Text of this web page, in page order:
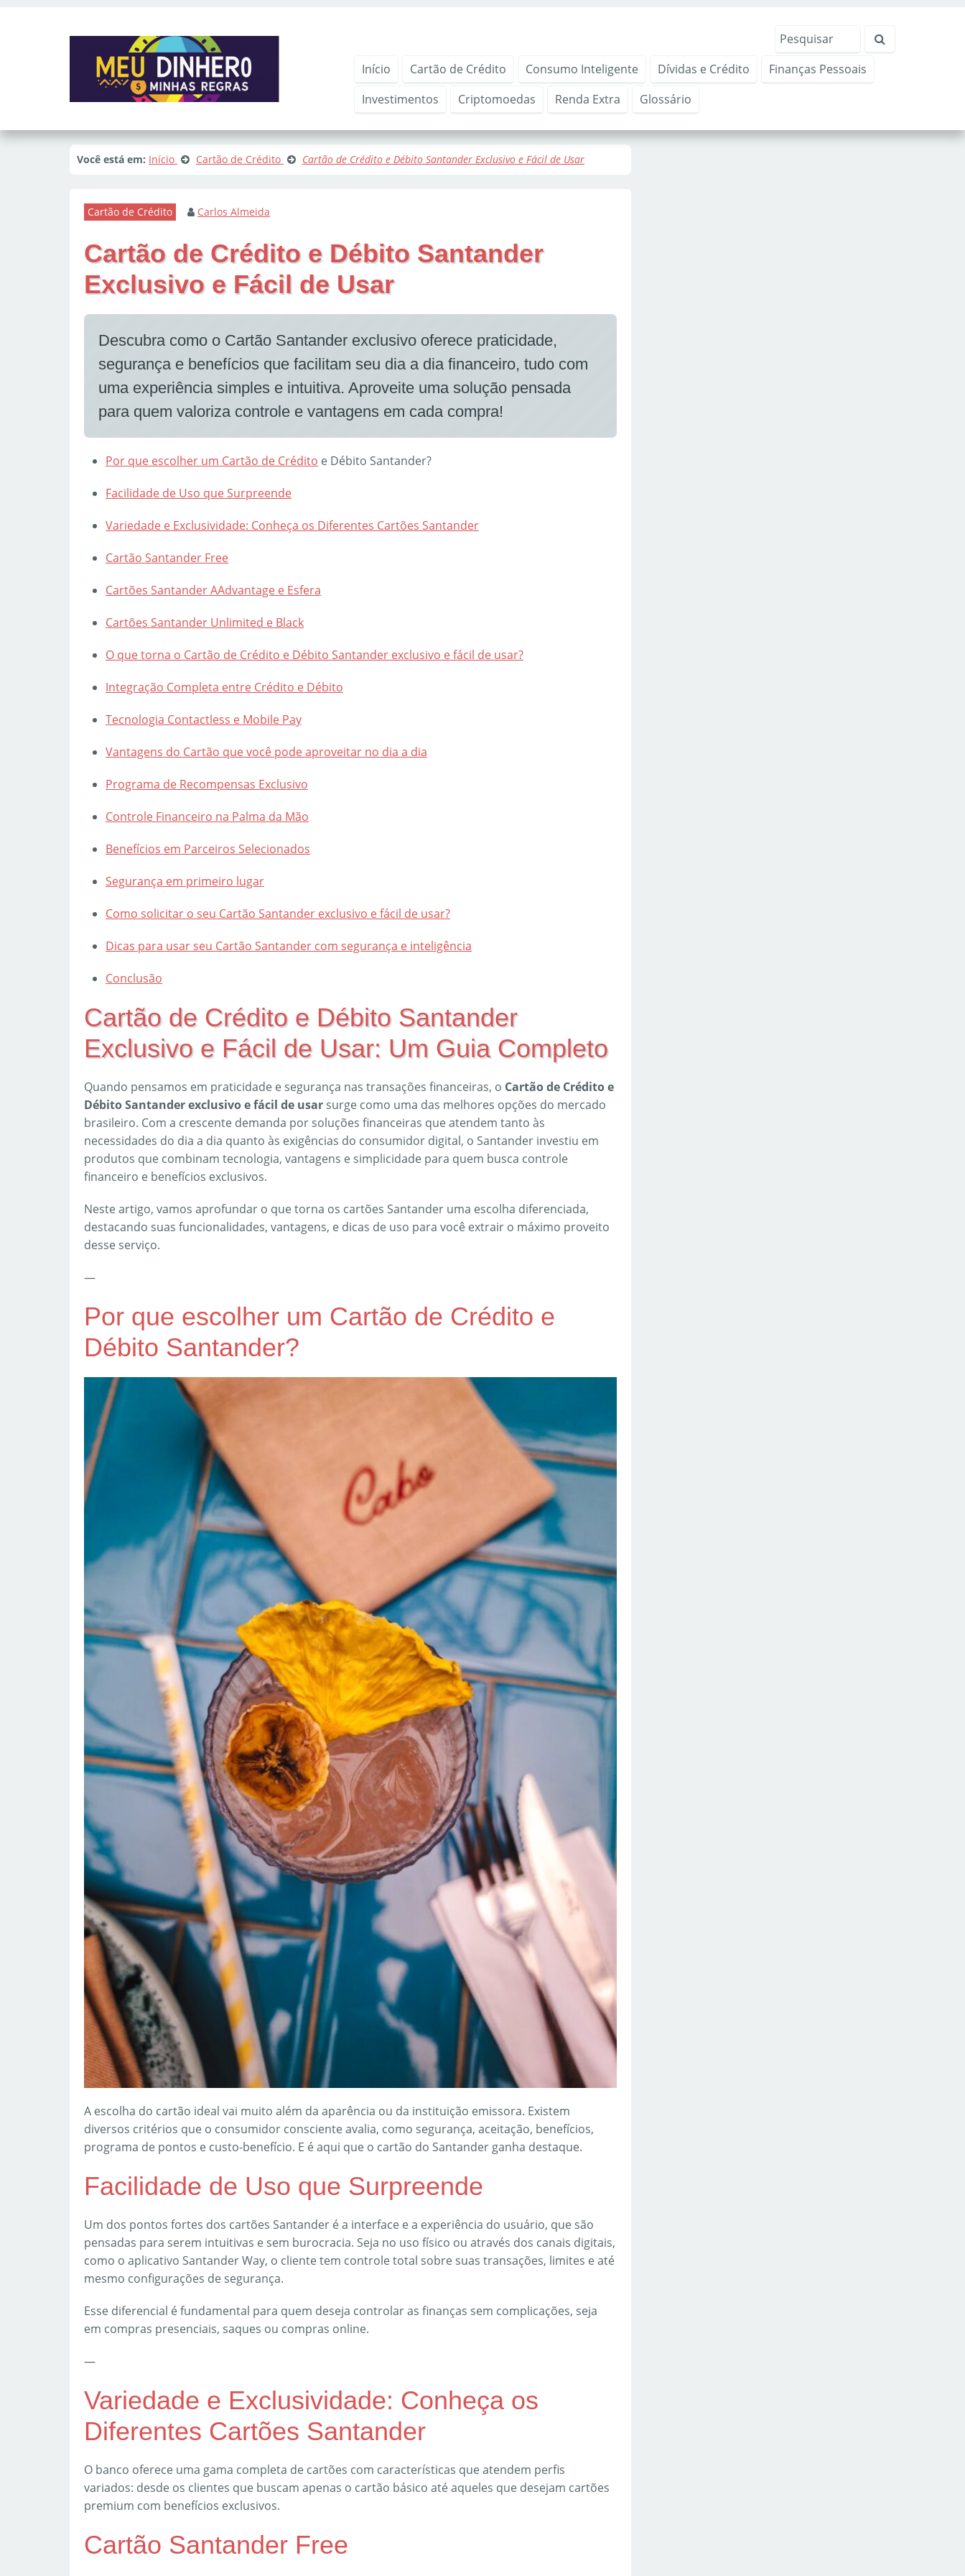
Início Cartão de Crédito Consumo Inteligente Dívidas e Crédito
Finanças Pessoais
Investimentos
Criptomoedas Renda Extra Glossário
Você está em: Início Cartão de Crédito Cartão de Crédito e Débito Santander Exclusivo e Fácil de Usar
Cartão de Crédito Carlos Almeida
Cartão de Crédito e Débito Santander
Exclusivo e Fácil de Usar
Descubra como o Cartão Santander exclusivo oferece praticidade,
segurança e benefícios que facilitam seu dia a dia financeiro, tudo com
uma experiência simples e intuitiva. Aproveite uma solução pensada
para quem valoriza controle e vantagens em cada compra!
Por que escolher um Cartão de Crédito e Débito Santander?
Facilidade de Uso que Surpreende
Variedade e Exclusividade: Conheça os Diferentes Cartões Santander
Cartão Santander Free
Cartões Santander AAdvantage e Esfera
Cartões Santander Unlimited e Black
O que torna o Cartão de Crédito e Débito Santander exclusivo e fácil de usar?
Integração Completa entre Crédito e Débito
Tecnologia Contactless e Mobile Pay
Vantagens do Cartão que você pode aproveitar no dia a dia
Programa de Recompensas Exclusivo
Controle Financeiro na Palma da Mão
Benefícios em Parceiros Selecionados
Segurança em primeiro lugar
Como solicitar o seu Cartão Santander exclusivo e fácil de usar?
Dicas para usar seu Cartão Santander com segurança e inteligência
Conclusão
Cartão de Crédito e Débito Santander
Exclusivo e Fácil de Usar: Um Guia Completo
Quando pensamos em praticidade e segurança nas transações financeiras, o Cartão de Crédito e
Débito Santander exclusivo e fácil de usar surge como uma das melhores opções do mercado
brasileiro. Com a crescente demanda por soluções financeiras que atendem tanto às
necessidades do dia a dia quanto às exigências do consumidor digital, o Santander investiu em
produtos que combinam tecnologia, vantagens e simplicidade para quem busca controle
financeiro e benefícios exclusivos.
Neste artigo, vamos aprofundar o que torna os cartões Santander uma escolha diferenciada,
destacando suas funcionalidades, vantagens, e dicas de uso para você extrair o máximo proveito
desse serviço.
—
Por que escolher um Cartão de Crédito e
Débito Santander?
A escolha do cartão ideal vai muito além da aparência ou da instituição emissora. Existem
diversos critérios que o consumidor consciente avalia, como segurança, aceitação, benefícios,
programa de pontos e custo-benefício. E é aqui que o cartão do Santander ganha destaque.
Facilidade de Uso que Surpreende
Um dos pontos fortes dos cartões Santander é a interface e a experiência do usuário, que são
pensadas para serem intuitivas e sem burocracia. Seja no uso físico ou através dos canais digitais,
como o aplicativo Santander Way, o cliente tem controle total sobre suas transações, limites e até
mesmo configurações de segurança.
Esse diferencial é fundamental para quem deseja controlar as finanças sem complicações, seja
em compras presenciais, saques ou compras online.
—
Variedade e Exclusividade: Conheça os
Diferentes Cartões Santander
O banco oferece uma gama completa de cartões com características que atendem perfis
variados: desde os clientes que buscam apenas o cartão básico até aqueles que desejam cartões
premium com benefícios exclusivos.
Cartão Santander Free